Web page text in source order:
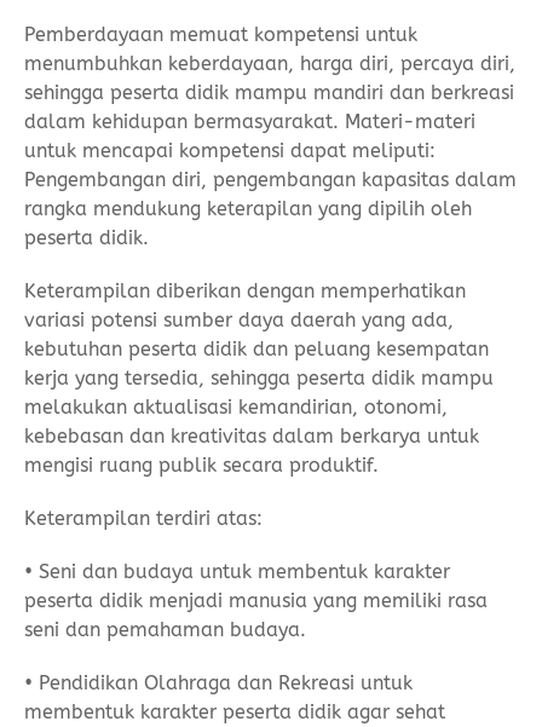
Pemberdayaan memuat kompetensi untuk
menumbuhkan keberdayaan, harga diri, percaya diri,
sehingga peserta didik mampu mandiri dan berkreasi
dalam kehidupan bermasyarakat. Materi-materi
untuk mencapai kompetensi dapat meliputi:
Pengembangan diri, pengembangan kapasitas dalam
rangka mendukung keterapilan yang dipilih oleh
peserta didik.
Keterampilan diberikan dengan memperhatikan
variasi potensi sumber daya daerah yang ada,
kebutuhan peserta didik dan peluang kesempatan
kerja yang tersedia, sehingga peserta didik mampu
melakukan aktualisasi kemandirian, otonomi,
kebebasan dan kreativitas dalam berkarya untuk
mengisi ruang publik secara produktif.
Keterampilan terdiri atas:
• Seni dan budaya untuk membentuk karakter
peserta didik menjadi manusia yang memiliki rasa
seni dan pemahaman budaya.
• Pendidikan Olahraga dan Rekreasi untuk
membentuk karakter peserta didik agar sehat